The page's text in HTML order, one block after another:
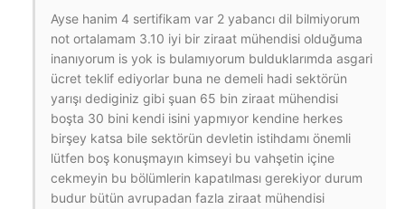
Ayse hanim 4 sertifikam var 2 yabancı dil bilmiyorum
not ortalamam 3.10 iyi bir ziraat mühendisi olduğuma
inanıyorum is yok is bulamıyorum bulduklarımda asgari
ücret teklif ediyorlar buna ne demeli hadi sektörün
yarışı dediginiz gibi şuan 65 bin ziraat mühendisi
boşta 30 bini kendi isini yapmıyor kendine herkes
birşey katsa bile sektörün devletin istihdamı önemli
lütfen boş konuşmayın kimseyi bu vahşetin içine
cekmeyin bu bölümlerin kapatılması gerekiyor durum
budur bütün avrupadan fazla ziraat mühendisi